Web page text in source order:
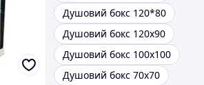
Душовий бокс 120*80
Душовий бокс 120х90
Душовий бокс 100х100
Душовий бокс 70х70